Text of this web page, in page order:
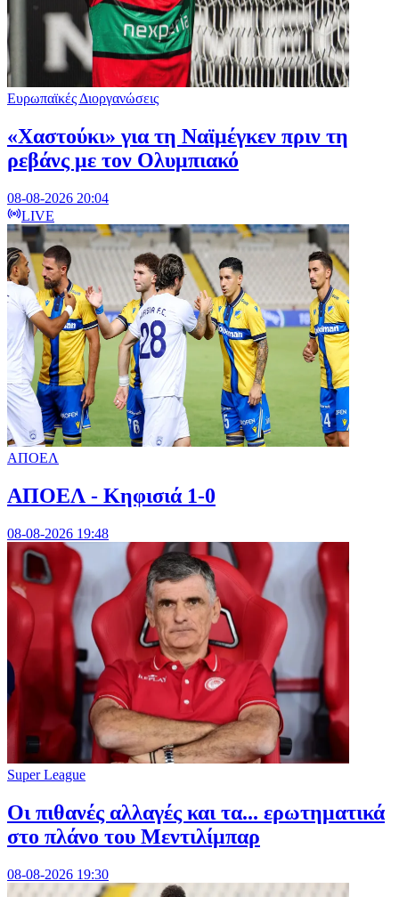
Ευρωπαϊκές Διοργανώσεις
«Χαστούκι» για τη Ναϊμέγκεν πριν τη
ρεβάνς με τον Ολυμπιακό
08-08-2026 20:04
LIVE
ΑΠΟΕΛ
ΑΠΟΕΛ - Κηφισιά 1-0
08-08-2026 19:48
Super League
Οι πιθανές αλλαγές και τα... ερωτηματικά
στο πλάνο του Μεντιλίμπαρ
08-08-2026 19:30